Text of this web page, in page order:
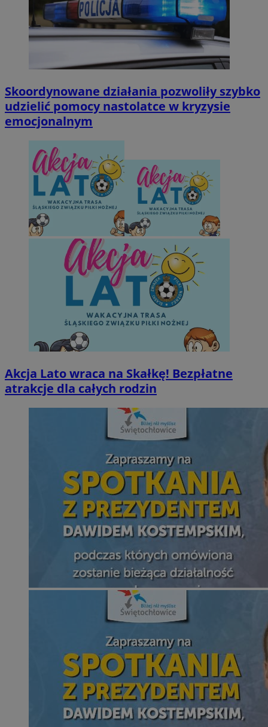
Skoordynowane działania pozwoliły szybko
udzielić pomocy nastolatce w kryzysie
emocjonalnym
Akcja Lato wraca na Skałkę! Bezpłatne
atrakcje dla całych rodzin